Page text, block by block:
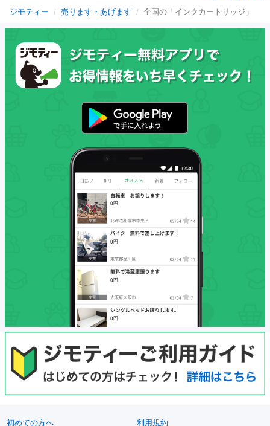
ジモティー 売ります・あげます 全国の「インクカートリッジ」
初めての方へ 利用規約